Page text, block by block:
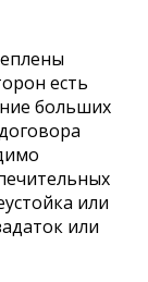
есть
больших
или
или